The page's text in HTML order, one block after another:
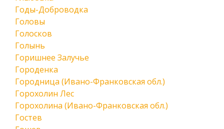
Годы-Доброводка
Головы
Голосков
Голынь
Горишнее Залучье
Городенка
Городница (Ивано-Франковская обл.)
Горохолин Лес
Горохолина (Ивано-Франковская обл.)
Гостев